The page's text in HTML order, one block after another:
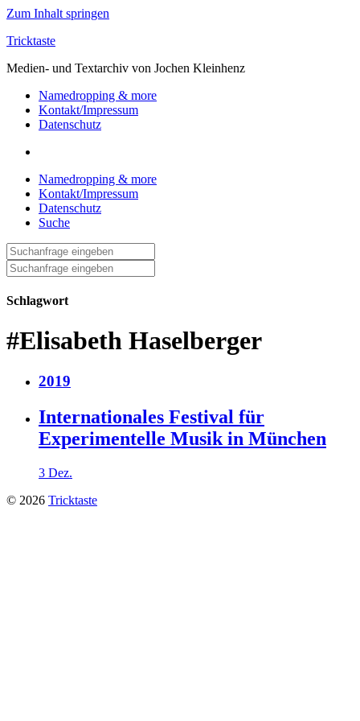
Zum Inhalt springen
Tricktaste
Medien- und Textarchiv von Jochen Kleinhenz
Namedropping & more
Kontakt/Impressum
Datenschutz
Namedropping & more
Kontakt/Impressum
Datenschutz
Suche
Suche
nach:
Suche
nach:
Schlagwort
#Elisabeth Haselberger
2019
Internationales Festival für
Experimentelle Musik in München
3 Dez.
© 2026 Tricktaste